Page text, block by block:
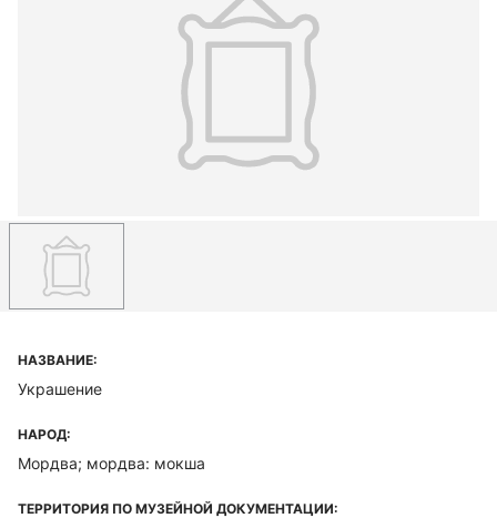
НАЗВАНИЕ:
Украшение
НАРОД:
Мордва; мордва: мокша
ТЕРРИТОРИЯ ПО МУЗЕЙНОЙ ДОКУМЕНТАЦИИ: